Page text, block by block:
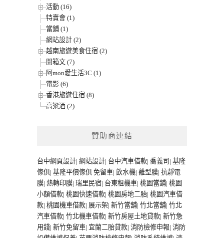
活動 (16)
特賣會 (1)
當鋪 (1)
網站設計 (2)
越南旅遊美食住宿 (2)
開箱文 (7)
阿mon愛生活3C (1)
電影 (6)
香港旅遊住宿 (8)
高粱酒 (2)
贊助商連結
台中網頁設計| 網站設計| 台中汽車借款| 喬義司 | 基隆
傢俱| 基隆平價傢俱 免留車| 飲水機| 離型膜| 抗靜電
膜| 熱轉印膜| 瑞里民宿| 台東租機車| 桃園當鋪| 桃園
小額借款| 桃園快速借款| 桃園房地二胎| 桃園汽車借
款| 桃園機車借款| 展示架| 新竹當舖| 竹北當舖| 竹北
汽車借款| 竹北機車借款| 新竹房屋土地貸款| 新竹急
用錢| 新竹免留車| 宜蘭二胎貸款| 消防檢修申報| 消防